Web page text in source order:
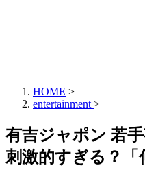
HOME >
entertainment >
有吉ジャポン 若
刺激的すぎる？